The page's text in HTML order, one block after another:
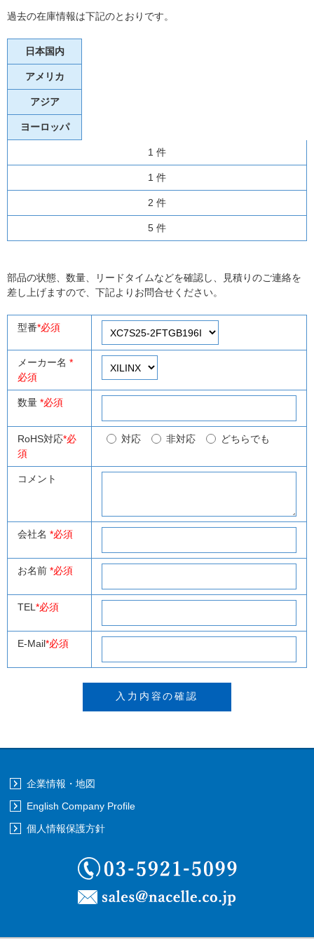
過去の在庫情報は下記のとおりです。
日本国内
アメリカ
アジア
ヨーロッパ
1 件
1 件
2 件
5 件
部品の状態、数量、リードタイムなどを確認し、見積りのご連絡を
差し上げますので、下記よりお問合せください。
型番*必須
メーカー名 *
必須
数量 *必須
RoHS対応*必
須
対応 非対応 どちらでも
コメント
会社名 *必須
お名前 *必須
TEL *必須
E-Mail*必須
企業情報・地図
English Company Profile
個人情報保護方針